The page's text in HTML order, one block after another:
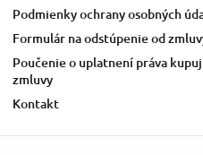
Podmienky ochrany osobných
Formulár na odstúpenie od
Poučenie o uplatnení práva
zmluvy
Kontakt